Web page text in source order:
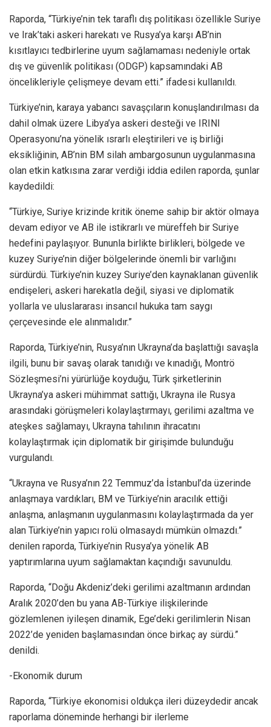
Raporda, “Türkiye’nin tek taraflı dış politikası özellikle Suriye
ve Irak’taki askeri harekatı ve Rusya’ya karşı AB’nin
kısıtlayıcı tedbirlerine uyum sağlamaması nedeniyle ortak
dış ve güvenlik politikası (ODGP) kapsamındaki AB
öncelikleriyle çelişmeye devam etti.” ifadesi kullanıldı.
Türkiye’nin, karaya yabancı savaşçıların konuşlandırılması da
dahil olmak üzere Libya’ya askeri desteği ve IRINI
Operasyonu’na yönelik ısrarlı eleştirileri ve iş birliği
eksikliğinin, AB’nin BM silah ambargosunun uygulanmasına
olan etkin katkısına zarar verdiği iddia edilen raporda, şunlar
kaydedildi:
“Türkiye, Suriye krizinde kritik öneme sahip bir aktör olmaya
devam ediyor ve AB ile istikrarlı ve müreffeh bir Suriye
hedefini paylaşıyor. Bununla birlikte birlikleri, bölgede ve
kuzey Suriye’nin diğer bölgelerinde önemli bir varlığını
sürdürdü. Türkiye’nin kuzey Suriye’den kaynaklanan güvenlik
endişeleri, askeri harekatla değil, siyasi ve diplomatik
yollarla ve uluslararası insancıl hukuka tam saygı
çerçevesinde ele alınmalıdır.”
Raporda, Türkiye’nin, Rusya’nın Ukrayna’da başlattığı savaşla
ilgili, bunu bir savaş olarak tanıdığı ve kınadığı, Montrö
Sözleşmesi’ni yürürlüğe koyduğu, Türk şirketlerinin
Ukrayna’ya askeri mühimmat sattığı, Ukrayna ile Rusya
arasındaki görüşmeleri kolaylaştırmayı, gerilimi azaltma ve
ateşkes sağlamayı, Ukrayna tahılının ihracatını
kolaylaştırmak için diplomatik bir girişimde bulunduğu
vurgulandı.
“Ukrayna ve Rusya’nın 22 Temmuz’da İstanbul’da üzerinde
anlaşmaya vardıkları, BM ve Türkiye’nin aracılık ettiği
anlaşma, anlaşmanın uygulanmasını kolaylaştırmada da yer
alan Türkiye’nin yapıcı rolü olmasaydı mümkün olmazdı.”
denilen raporda, Türkiye’nin Rusya’ya yönelik AB
yaptırımlarına uyum sağlamaktan kaçındığı savunuldu.
Raporda, “Doğu Akdeniz’deki gerilimi azaltmanın ardından
Aralık 2020’den bu yana AB-Türkiye ilişkilerinde
gözlemlenen iyileşen dinamik, Ege’deki gerilimlerin Nisan
2022’de yeniden başlamasından önce birkaç ay sürdü.”
denildi.
-Ekonomik durum
Raporda, “Türkiye ekonomisi oldukça ileri düzeydedir ancak
raporlama döneminde herhangi bir ilerleme